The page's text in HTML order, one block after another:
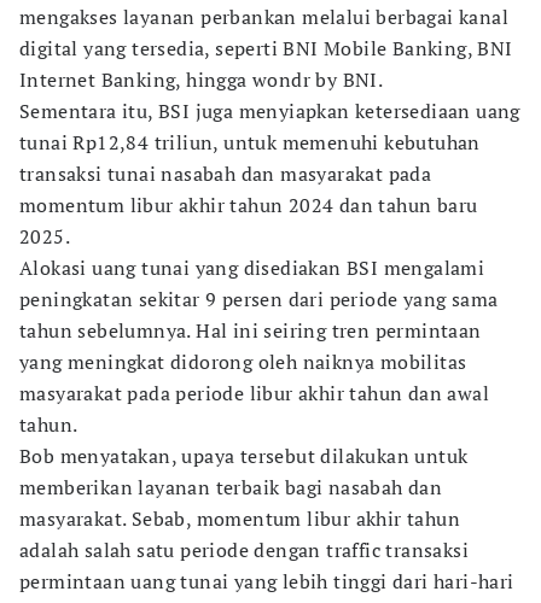
mengakses layanan perbankan melalui berbagai kanal
digital yang tersedia, seperti BNI Mobile Banking, BNI
Internet Banking, hingga wondr by BNI.
Sementara itu, BSI juga menyiapkan ketersediaan uang
tunai Rp12,84 triliun, untuk memenuhi kebutuhan
transaksi tunai nasabah dan masyarakat pada
momentum libur akhir tahun 2024 dan tahun baru
2025.
Alokasi uang tunai yang disediakan BSI mengalami
peningkatan sekitar 9 persen dari periode yang sama
tahun sebelumnya. Hal ini seiring tren permintaan
yang meningkat didorong oleh naiknya mobilitas
masyarakat pada periode libur akhir tahun dan awal
tahun.
Bob menyatakan, upaya tersebut dilakukan untuk
memberikan layanan terbaik bagi nasabah dan
masyarakat. Sebab, momentum libur akhir tahun
adalah salah satu periode dengan traffic transaksi
permintaan uang tunai yang lebih tinggi dari hari-hari